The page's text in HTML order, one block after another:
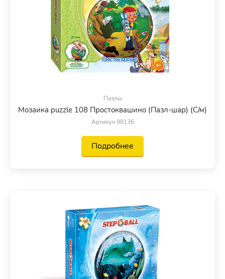
Пазлы
Мозаика puzzle 108 Простоквашино (Пазл-шар) (С/м)
Артикул 98136
Подробнее